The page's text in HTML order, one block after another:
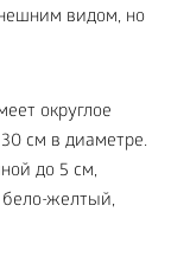
видом, но
округлое
см в диаметре.
до 5 см,
желтый,